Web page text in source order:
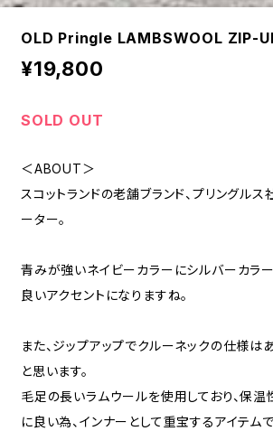
OLD Pringle LAMBSWOOL ZIP-
¥19,800
SOLD OUT
＜ABOUT＞
スコットランドの老舗ブランド、プリングル
ーター。
青みが強いネイビーカラーにシルバーカラ
良いアクセントになりますね。
また、ジップアップでクルーネックの仕様
と思います。
毛足の長いラムウールを使用しており、保
に良い為、インナーとして重宝するアイテムで